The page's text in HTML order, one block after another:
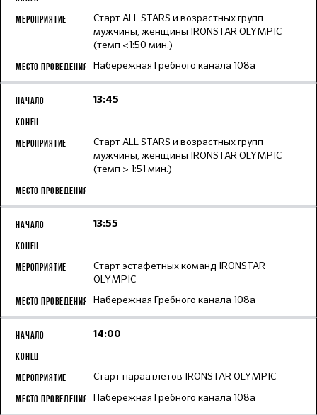
Старт ALL STARS и возрастных групп
мужчины, женщины IRONSTAR OLYMPIC
(темп <1:50 мин.)
Набережная Гребного канала 108а
13:45
Старт ALL STARS и возрастных групп
мужчины, женщины IRONSTAR OLYMPIC
(темп > 1:51 мин.)
13:55
Старт эстафетных команд IRONSTAR
OLYMPIC
Набережная Гребного канала 108а
14:00
Старт параатлетов IRONSTAR OLYMPIC
Набережная Гребного канала 108а